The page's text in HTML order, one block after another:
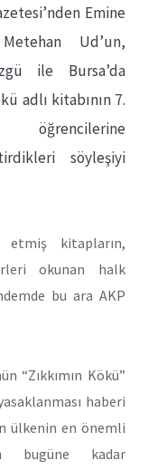
Emine
Ud’un,
ile Bursa’da
adlı kitabının 7.
söyleşiyi
kitapların,
okunan halk
bu ara AKP
“Zıkkımın Kökü”
haberi
ülkenin en önemli
bugüne kadar